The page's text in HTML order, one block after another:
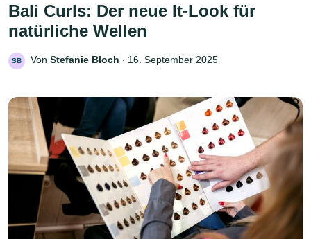
Bali Curls: Der neue It-Look für
natürliche Wellen
SB Von Stefanie Bloch ‧ 16. September 2025